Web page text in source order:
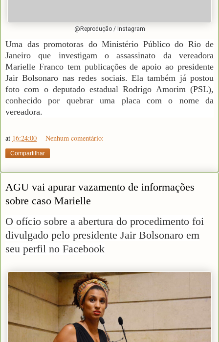
@Reprodução / Instagram
Uma das promotoras do Ministério Público do Rio de
Janeiro que investigam o assassinato da vereadora
Marielle Franco tem publicações de apoio ao presidente
Jair Bolsonaro nas redes sociais. Ela também já postou
foto com o deputado estadual Rodrigo Amorim (PSL),
conhecido por quebrar uma placa com o nome da
vereadora.
at 16:24:00 Nenhum comentário:
Compartilhar
AGU vai apurar vazamento de informações
sobre caso Marielle
O ofício sobre a abertura do procedimento foi
divulgado pelo presidente Jair Bolsonaro em
seu perfil no Facebook